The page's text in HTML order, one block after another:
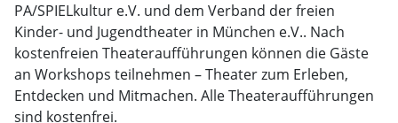
PA/SPIELkultur e.V. und dem Verband der freien
Kinder- und Jugendtheater in München e.V.. Nach
kostenfreien Theateraufführungen können die Gäste
an Workshops teilnehmen – Theater zum Erleben,
Entdecken und Mitmachen. Alle Theateraufführungen
sind kostenfrei.